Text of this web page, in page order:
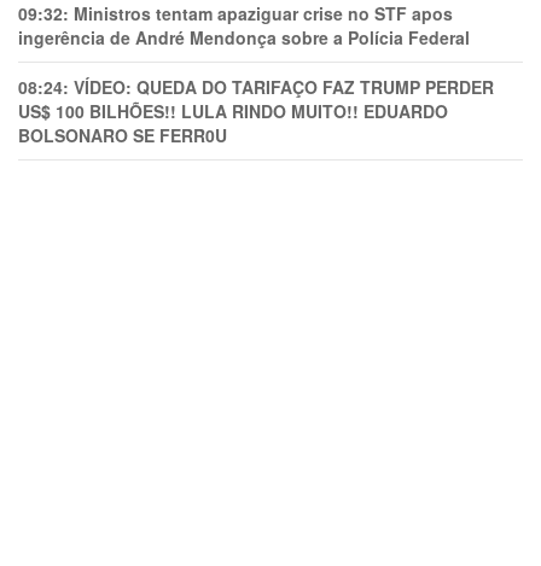
09:32: Ministros tentam apaziguar crise no STF apos
ingerência de André Mendonça sobre a Polícia Federal
08:24: VÍDEO: QUEDA DO TARIFAÇO FAZ TRUMP PERDER
US$ 100 BILHÕES!! LULA RINDO MUITO!! EDUARDO
BOLSONARO SE FERR0U